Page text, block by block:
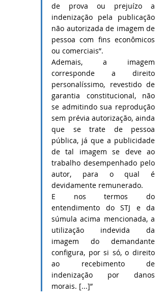
de prova ou prejuízo a
indenização pela publicação
não autorizada de imagem de
pessoa com fins econômicos
ou comerciais”.
Ademais, a imagem
corresponde a direito
personalíssimo, revestido de
garantia constitucional, não
se admitindo sua reprodução
sem prévia autorização, ainda
que se trate de pessoa
pública, já que a publicidade
de tal imagem se deve ao
trabalho desempenhado pelo
autor, para o qual é
devidamente remunerado.
E nos termos do
entendimento do STJ e da
súmula acima mencionada, a
utilização indevida da
imagem do demandante
configura, por si só, o direito
ao recebimento de
indenização por danos
morais. [...]”